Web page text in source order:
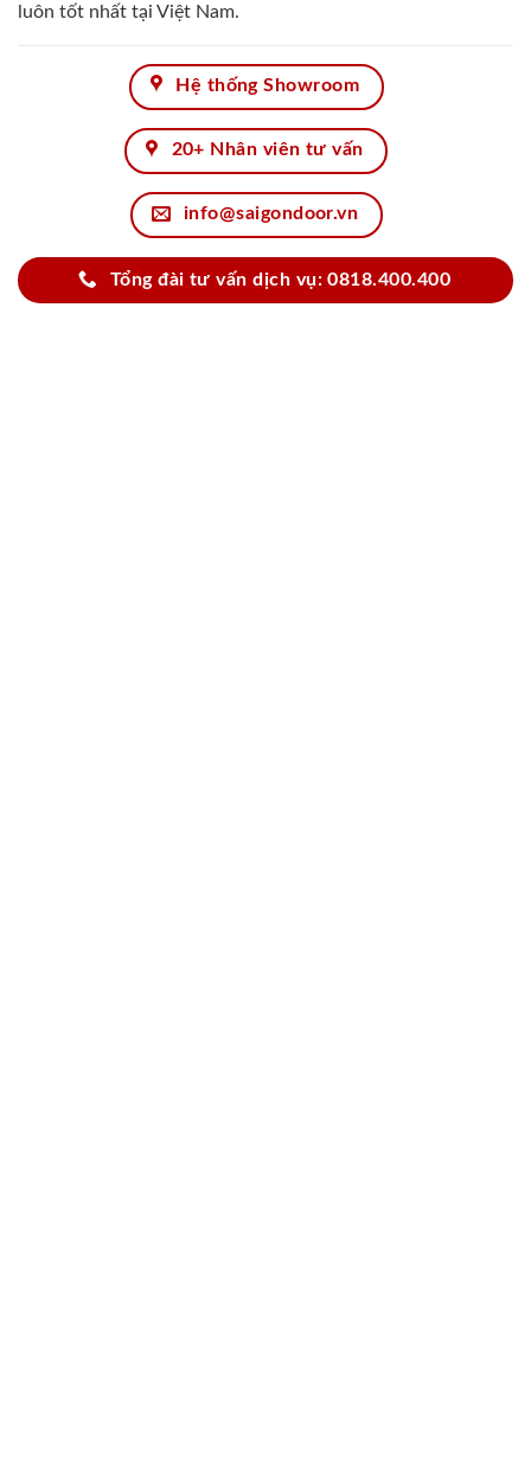
luôn tốt nhất tại Việt Nam.
Hệ thống Showroom
20+ Nhân viên tư vấn
info@saigondoor.vn
Tổng đài tư vấn dịch vụ: 0818.400.400